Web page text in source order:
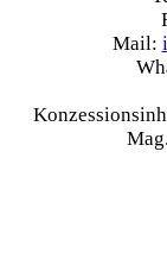
Mail: